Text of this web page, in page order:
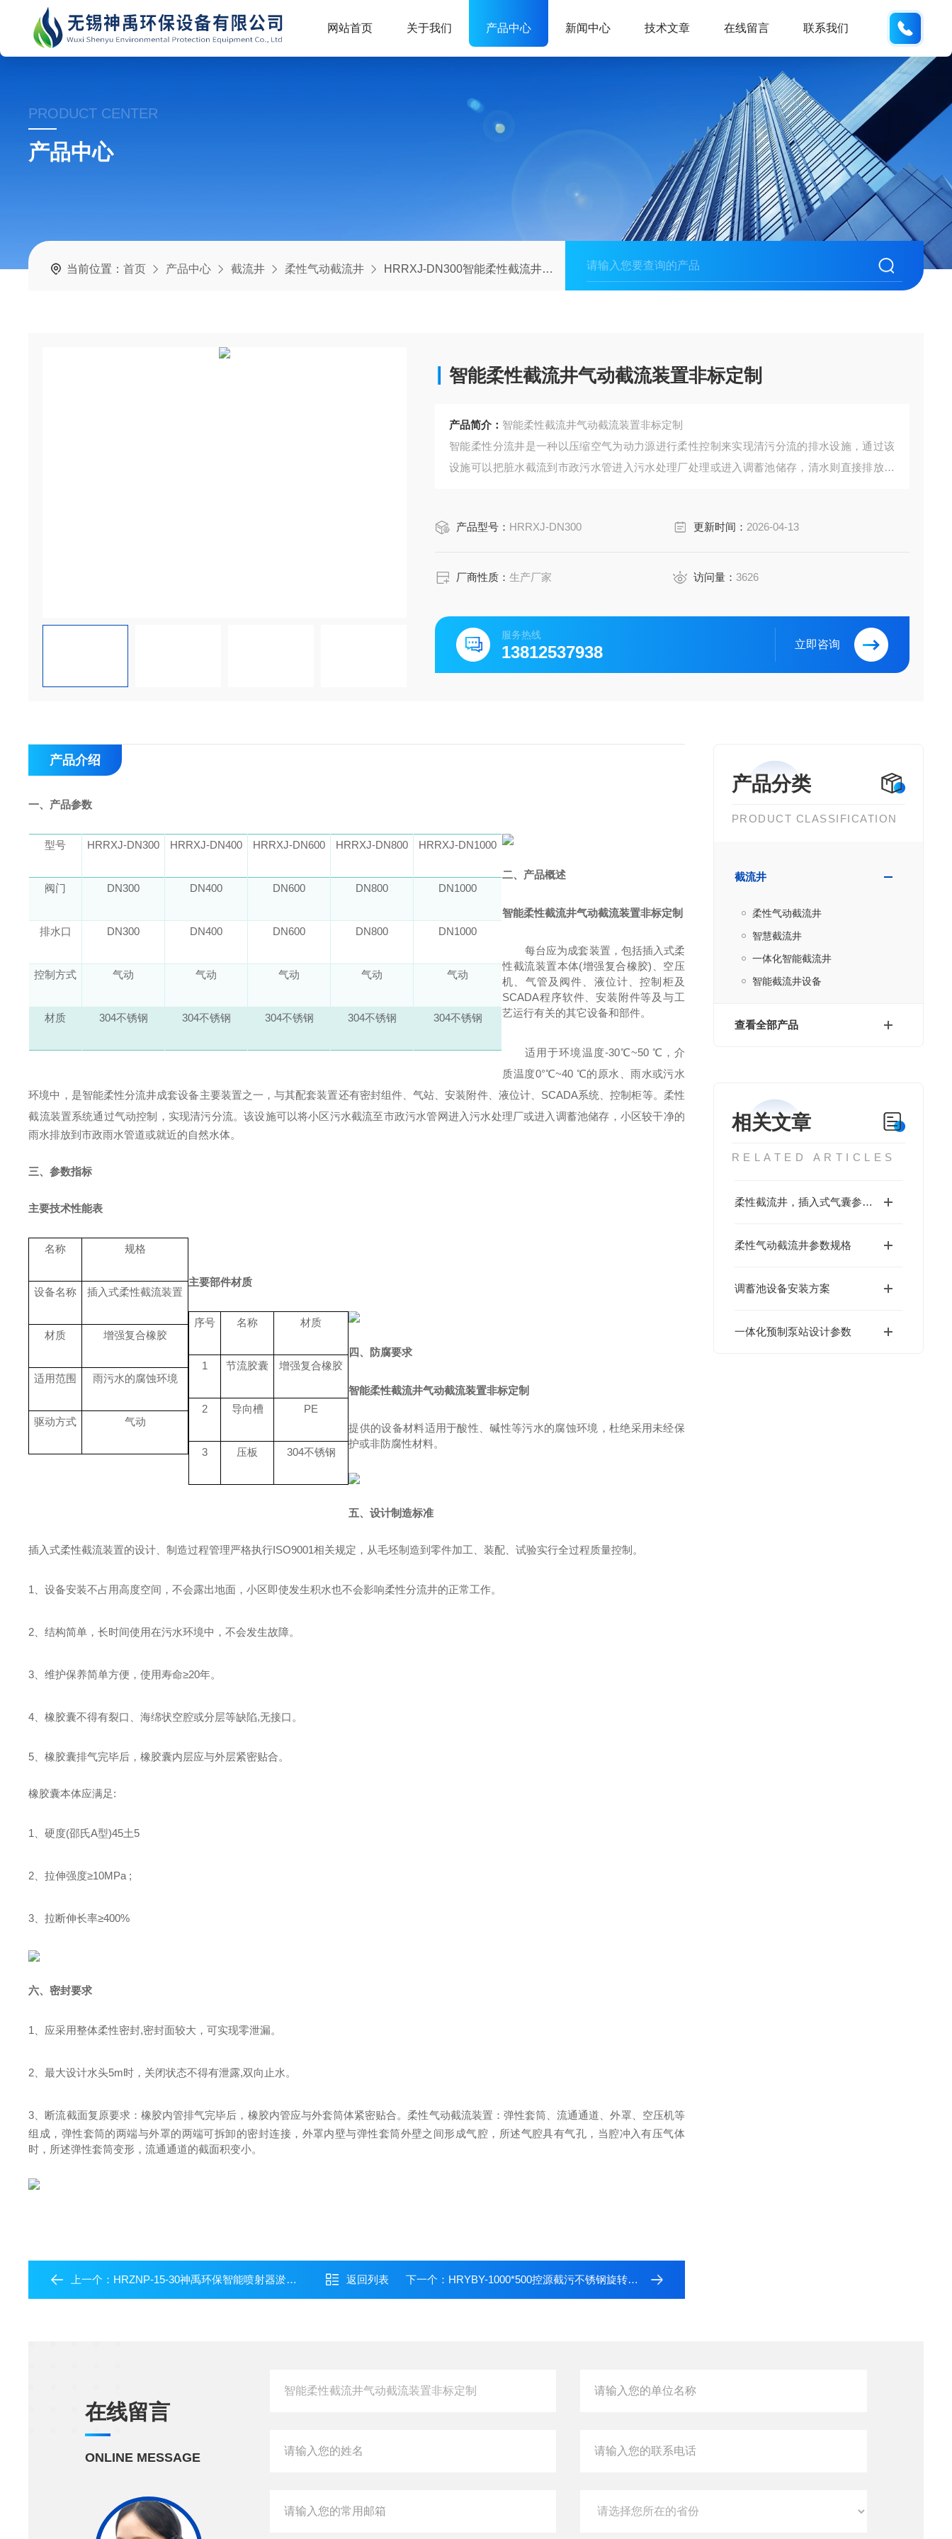
网站首页 关于我们 产品中心 新闻中心 技术文章 在线留言 联系我们
PRODUCT CENTER
产品中心
当前位置：首页 产品中心 截流井 柔性气动截流井 HRRXJ-DN300智能柔性截流井气动截流装置非标定制
智能柔性截流井气动截流装置非标定制
产品简介： 智能柔性截流井气动截流装置非标定制
智能柔性分流井是一种以压缩空气为动力源进行柔性控制来实现清污分流的排水设施，通过该
设施可以把脏水截流到市政污水管进入污水处理厂处理或进入调蓄池储存，清水则直接排放到
产品型号： HRRXJ-DN300 更新时间： 2026-04-13
厂商性质：生产厂家 访问量： 3626
服务热线
13812537938 立即咨询
产品分类
PRODUCT CLASSIFICATION
截流井
柔性气动截流井
智慧截流井
一体化智能截流井
智能截流井设备
查看全部产品
相关文章
RELATED ARTICLES
柔性截流井，插入式气囊参数设定
柔性气动截流井参数规格
调蓄池设备安装方案
一体化预制泵站设计参数
产品介绍
一、产品参数
型号 HRRXJ-DN300 HRRXJ-DN400 HRRXJ-DN600 HRRXJ-DN800 HRRXJ-DN1000
阀门 DN300 DN400 DN600 DN800 DN1000
排水口 DN300 DN400 DN600 DN800 DN1000
控制方式 气动 气动 气动 气动 气动
材质 304不锈钢 304不锈钢 304不锈钢 304不锈钢 304不锈钢
二、产品概述
智能柔性截流井气动截流装置非标定制
每台应为成套装置，包括插入式柔
性截流装置本体(增强复合橡胶) 、空压
机、气管及阀件、液位计、控制柜及
SCADA程序软件、安装附件等及与工
艺运行有关的其它设备和部件。
适用于环境温度-30℃~50 ℃ ，介
质温度0°℃~40 ℃的原水、雨水或污水
环境中，是智能柔性分流井成套设备主要装置之一，与其配套装置还有密封组件、气站、安装附件、液位计、 SCADA系统、控制柜等。柔性
截流装置系统通过气动控制，实现清污分流。该设施可以将小区污水截流至市政污水管网进入污水处理厂或进入调蓄池储存 ， 小区较干净的
雨水排放到市政雨水管道或就近的自然水体。
三、参数指标
主要技术性能表
名称 规格
设备名称 插入式柔性截流装置
材质 增强复合橡胶
适用范围 雨污水的腐蚀环境
驱动方式 气动
主要部件材质
序号 名称 材质
1 节流胶囊 增强复合橡胶
2 导向槽 PE
3 压板 304不锈钢
四、 防腐要求
智能柔性截流井气动截流装置非标定制
提供的设备材料适用于酸性、碱性等污水的腐蚀环境，杜绝采用未经保
护或非防腐性材料。
五、设计制造标准
插入式柔性截流装置的设计、制造过程管理严格执行ISO9001相关规定，从毛坯制造到零件加工、装配、试验实行全过程质量控制。
1 、设备安装不占用高度空间，不会露出地面，小区即使发生积水也不会影响柔性分流井的正常工作。
2 、结构简单，长时间使用在污水环境中，不会发生故障。
3 、维护保养简单方便，使用寿命≥20年。
4 、橡胶囊不得有裂口、海绵状空腔或分层等缺陷,无接口 。
5 、橡胶囊排气完毕后，橡胶囊内层应与外层紧密贴合。
橡胶囊本体应满足:
1、硬度(邵氏A型)45土5
2、拉伸强度≥10MPa ;
3、拉断伸长率≥400%
六、密封要求
1 应采用整体柔性密封,密封面较大，可实现零泄漏。
2 、最大设计水头5m时，关闭状态不得有泄露,双向止水 。
3 断流截面复原要求： 橡胶内管排气完毕后，橡胶内管应与外套筒体紧密贴合。柔性气动截流装置 ： 弹性套筒、流通通道、外罩、空压机等
组成，弹性套筒的两端与外罩的两端可拆卸的密封连接，外罩内壁与弹性套筒外壁之间形成气腔 ， 所述气腔具有气孔，当腔冲入有压气体
时 ， 所述弹性套筒变形 ，流通通道的截面积变小。
上一个： HRZNP-15-30神禹环保智能喷射器淤泥冲洗力度强扬程远 返回列表 下一个： HRYBY-1000*500控源截污不锈钢旋转可调堰山东聊城安装售后
在线留言
ONLINE MESSAGE